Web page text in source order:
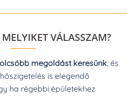
VÁLASSZAM?
megoldást keresünk, és
is elegendő
ha régebbi épületekhez